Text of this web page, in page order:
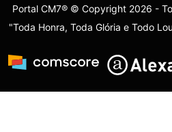
Portal CM7® © Copyright 2026 -
"Toda Honra, Toda Glória e Todo